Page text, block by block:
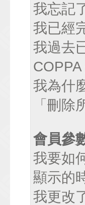
我忘記
我已經
我過去
COPPA
我為什
「刪
會員參
我要如
顯示的
我更改